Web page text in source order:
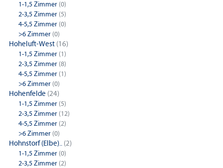
1-1,5 Zimmer (0)
2-3,5 Zimmer (5)
4-5,5 Zimmer (0)
>6 Zimmer (0)
Hoheluft-West (16)
1-1,5 Zimmer (1)
2-3,5 Zimmer (8)
4-5,5 Zimmer (1)
>6 Zimmer (0)
Hohenfelde (24)
1-1,5 Zimmer (5)
2-3,5 Zimmer (12)
4-5,5 Zimmer (2)
>6 Zimmer (0)
Hohnstorf (Elbe).. (2)
1-1,5 Zimmer (0)
2-3,5 Zimmer (2)